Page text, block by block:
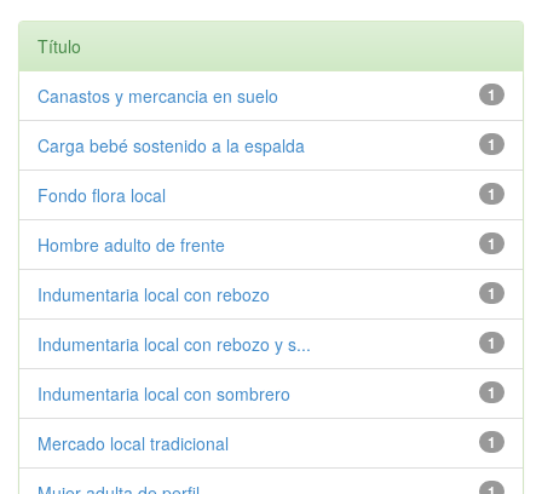
Título
1
Canastos y mercancia en suelo
1
Carga bebé sostenido a la espalda
1
Fondo flora local
1
Hombre adulto de frente
1
Indumentaria local con rebozo
1
Indumentaria local con rebozo y s...
1
Indumentaria local con sombrero
1
Mercado local tradicional